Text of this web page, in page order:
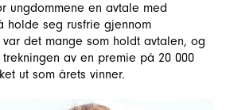
ungdommene en avtale med
holde seg rusfrie gjennom
det mange som holdt avtalen, og
av en premie på 20 000
ut som årets vinner.